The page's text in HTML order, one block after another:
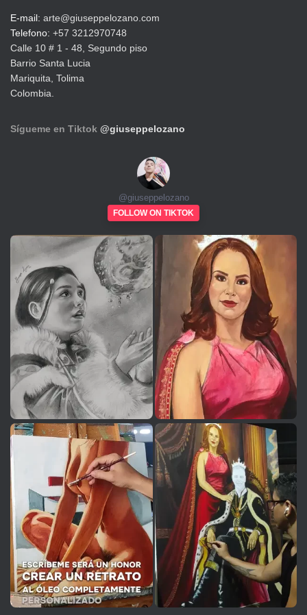
E-mail: arte@giuseppelozano.com
Telefono: +57 3212970748
Calle 10 # 1 - 48, Segundo piso
Barrio Santa Lucia
Mariquita, Tolima
Colombia.
Sígueme en Tiktok @giuseppelozano
@giuseppelozano
FOLLOW ON TIKTOK